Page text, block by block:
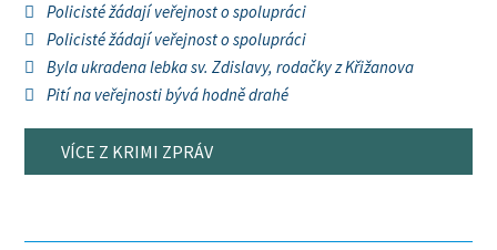
Policisté žádají veřejnost o spolupráci
Policisté žádají veřejnost o spolupráci
Byla ukradena lebka sv. Zdislavy, rodačky z Křižanova
Pití na veřejnosti bývá hodně drahé
VÍCE Z KRIMI ZPRÁV